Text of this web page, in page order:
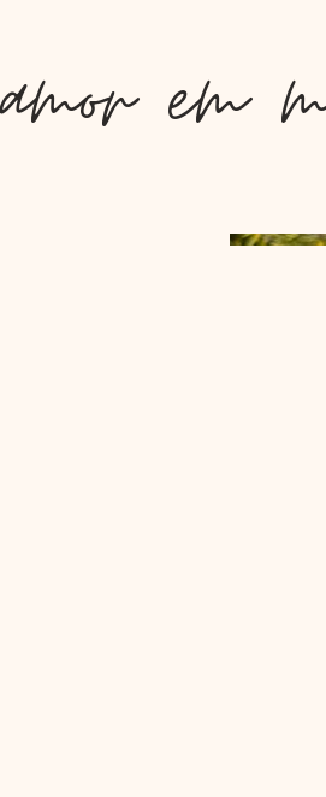
amor em